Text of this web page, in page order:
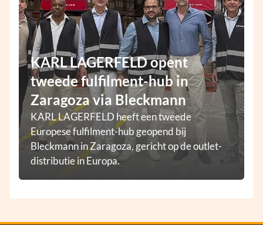
KARL LAGERFELD opent
tweede fulfilment-hub in
Zaragoza via Bleckmann
KARL LAGERFELD heeft een tweede
Europese fulfilment-hub geopend bij
Bleckmann in Zaragoza, gericht op de outlet-
distributie in Europa.